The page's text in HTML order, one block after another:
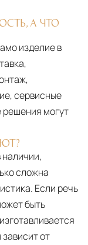
А ЧТО
изделие в
сервисные
решения могут
наличии,
сложна
Если речь
быть
от